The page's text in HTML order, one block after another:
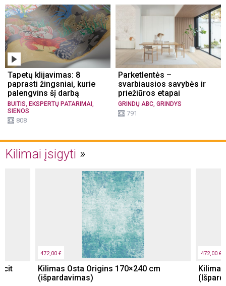
Tapetų klijavimas: 8
paprasti žingsniai, kurie
palengvins šį darbą
BUITIS EKSPERTŲ PATARIMAI
SIENOS
808
Parketlentės –
svarbiausios savybės ir
priežiūros etapai
GRINDŲ ABC GRINDYS
791
Kilimai įsigyti
472,00 €
Kilimas Osta Origins 170×240 cm
(išpardavimas)
472,00 €